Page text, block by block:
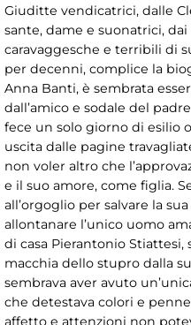
Giuditte vendicatrici, dalle
sante, dame e suonatrici,
caravaggesche e terribili di
per decenni, complice la
Anna Banti, è sembrata
dall’amico e sodale del
fece un solo giorno di esilio
uscita dalle pagine
non voler altro che
e il suo amore, come figlia.
all’orgoglio per salvare la
allontanare l’unico uomo
di casa Pierantonio Stiattesi,
macchia dello stupro dalla
sembrava aver avuto
che detestava colori e
affetto e attenzioni non